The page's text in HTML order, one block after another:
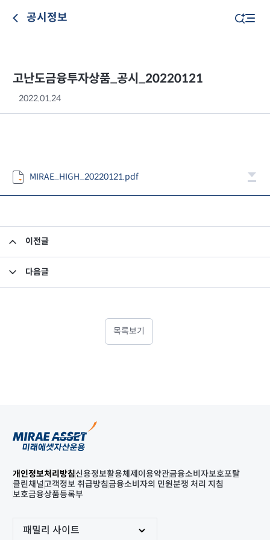
공시정보
고난도금융투자상품_공시_20220121
2022.01.24
MIRAE_HIGH_20220121.pdf
이전글
다음글
목록보기
개인정보처리방침신용정보활용체제 이용약관금융소비자보호포탈
클린채널고객정보 취급방침금융소비자의 민원분쟁 처리 지침
보호금융상품등록부
패밀리 사이트